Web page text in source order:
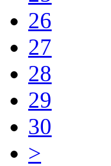
26
27
28
29
30
>